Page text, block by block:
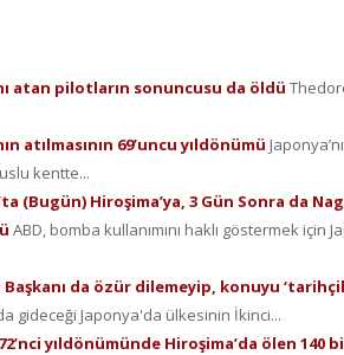
atan pilotların sonuncusu da öldü
atılmasının 69’uncu yıldönümü
kentte...
(Bugün) Hiroşima’ya, 3 Gün Sonra da
ABD, bomba kullanımını haklı göstermek için
Başkanı da özür dilemeyip, konuyu
gideceği Japonya'da ülkesinin İkinci...
yıldönümünde Hiroşima’da ölen 140